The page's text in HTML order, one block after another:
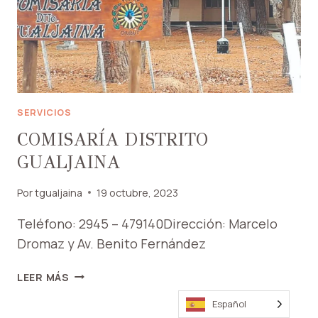
SERVICIOS
COMISARÍA DISTRITO
GUALJAINA
Portgualjaina 19 octubre, 2023
Teléfono: 2945 – 479140Dirección: Marcelo
Dromaz y Av. Benito Fernández
LEER MÁS COMISARÍA
Español